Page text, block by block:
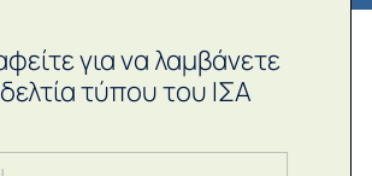
για να λαμβάνετε
τύπου του ΙΣΑ